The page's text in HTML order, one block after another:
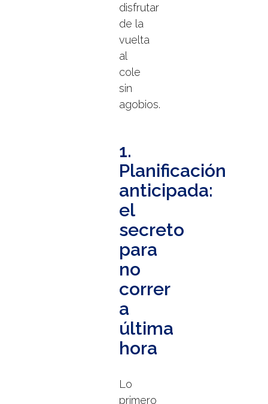
disfrutar
de la
vuelta
al
cole
sin
agobios.
1.
Planificación
anticipada:
el
secreto
para
no
correr
a
última
hora
Lo
primero